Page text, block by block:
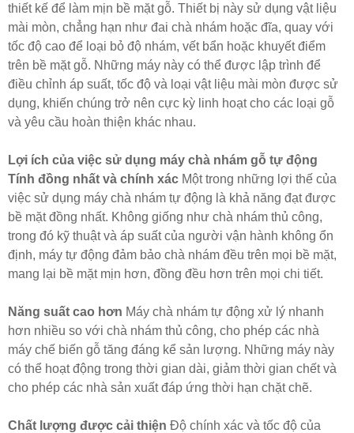
thiết kế để làm mịn bề mặt gỗ. Thiết bị này sử dụng vật liệu
mài mòn, chẳng hạn như đai chà nhám hoặc đĩa, quay với
tốc độ cao để loại bỏ độ nhám, vết bẩn hoặc khuyết điểm
trên bề mặt gỗ. Những máy này có thể được lập trình để
điều chỉnh áp suất, tốc độ và loại vật liệu mài mòn được sử
dụng, khiến chúng trở nên cực kỳ linh hoạt cho các loại gỗ
và yêu cầu hoàn thiện khác nhau.
Lợi ích của việc sử dụng máy chà nhám gỗ tự động
Tính đồng nhất và chính xác Một trong những lợi thế của
việc sử dụng máy chà nhám tự động là khả năng đạt được
bề mặt đồng nhất. Không giống như chà nhám thủ công,
trong đó kỹ thuật và áp suất của người vận hành không ổn
định, máy tự động đảm bảo chà nhám đều trên mọi bề mặt,
mang lại bề mặt mịn hơn, đồng đều hơn trên mọi chi tiết.
Năng suất cao hơn Máy chà nhám tự động xử lý nhanh
hơn nhiều so với chà nhám thủ công, cho phép các nhà
máy chế biến gỗ tăng đáng kể sản lượng. Những máy này
có thể hoạt động trong thời gian dài, giảm thời gian chết và
cho phép các nhà sản xuất đáp ứng thời hạn chặt chẽ.
Chất lượng được cải thiện Độ chính xác và tốc độ của